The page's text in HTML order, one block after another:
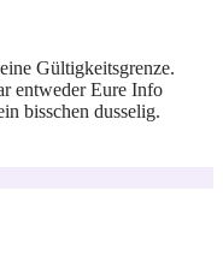
Gültigkeitsgrenze.
entweder Eure Info
bisschen dusselig.